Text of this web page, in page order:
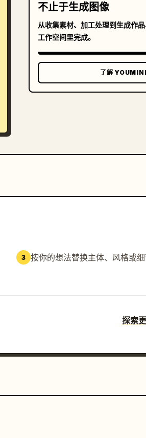
不止于生成图像
从收集素材、加工处理到生成作
工作空间里完成。
了解
3 按你的想法替换主体、风格或细
探索